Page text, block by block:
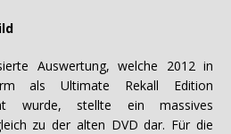
Auswertung, welche 2012 in
als Ultimate Rekall Edition
wurde, stellte ein massives
zu der alten DVD dar. Für die